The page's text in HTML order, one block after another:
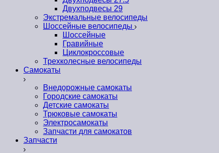
Двухподвесы 29
Экстремальные велосипеды
Шоссейные велосипеды
Шоссейные
Гравийные
Циклокроссовые
Трехколесные велосипеды
Самокаты
Внедорожные самокаты
Городские самокаты
Детские самокаты
Трюковые самокаты
Электросамокаты
Запчасти для самокатов
Запчасти